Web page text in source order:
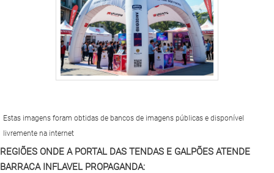
Estas imagens foram obtidas de bancos de imagens públicas e disponível
livremente na internet
REGIÕES ONDE A PORTAL DAS TENDAS E GALPÕES ATENDE
BARRACA INFLAVEL PROPAGANDA: